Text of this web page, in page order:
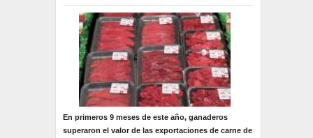
En primeros 9 meses de este año, ganaderos
superaron el valor de las exportaciones de carne de